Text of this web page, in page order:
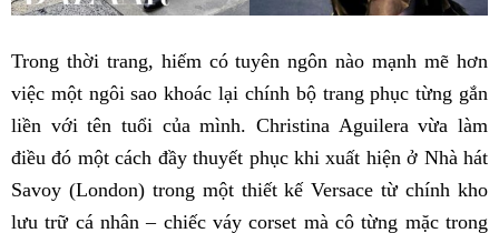
Trong thời trang, hiếm có tuyên ngôn nào mạnh mẽ hơn
việc một ngôi sao khoác lại chính bộ trang phục từng gắn
liền với tên tuổi của mình. Christina Aguilera vừa làm
điều đó một cách đầy thuyết phục khi xuất hiện ở Nhà hát
Savoy (London) trong một thiết kế Versace từ chính kho
lưu trữ cá nhân – chiếc váy corset mà cô từng mặc trong